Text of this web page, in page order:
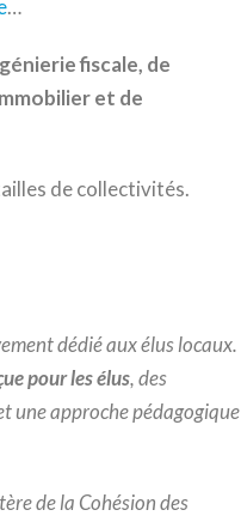
…
fiscale, de
et de
de collectivités.
dédié aux élus locaux.
pour les élus, des
une approche pédagogique
de la Cohésion des